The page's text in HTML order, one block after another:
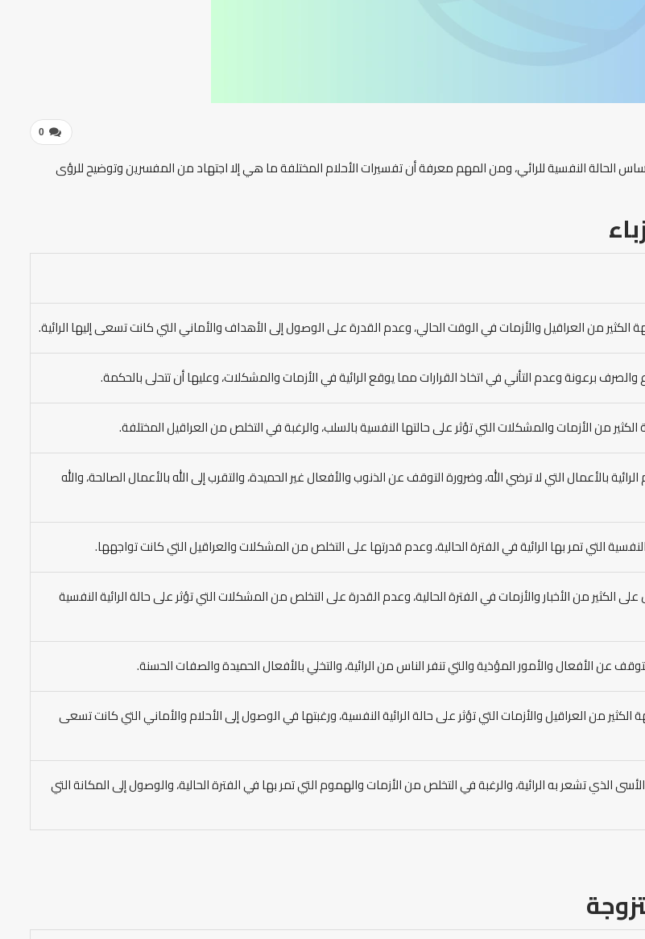
0
النفسية للرائي، ومن المهم معرفة أن تفسيرات الأحلام المختلفة ما هي إلا اجتهاد من المفسرين وتوضيح للرؤى
الكثير من العراقيل والأزمات في الوقت الحالي، وعدم القدرة على الوصول إلى الأهداف والأماني التي كانت تسعى إليها الرائية.
والصرف برعونة وعدم التأني في اتخاذ القرارات مما يوقع الرائية في الأزمات والمشكلات، وعليها أن تتحلى بالحكمة.
من الأزمات والمشكلات التي تؤثر على حالتها النفسية بالسلب، والرغبة في التخلص من العراقيل المختلفة.
بالأعمال التي لا ترضي الله، وضرورة التوقف عن الذنوب والأفعال غير الحميدة، والتقرب إلى الله بالأعمال الصالحة، والله
التي تمر بها الرائية في الفترة الحالية، وعدم قدرتها على التخلص من المشكلات والعراقيل التي كانت تواجهها.
الكثير من الأخبار والأزمات في الفترة الحالية، وعدم القدرة على التخلص من المشكلات التي تؤثر على حالة الرائية النفسية
عن الأفعال والأمور المؤذية والتي تنفر الناس من الرائية، والتخلي بالأفعال الحميدة والصفات الحسنة.
من العراقيل والأزمات التي تؤثر على حالة الرائية النفسية، ورغبتها في الوصول إلى الأحلام والأماني التي كانت تسعى
الذي تشعر به الرائية، والرغبة في التخلص من الأزمات والهموم التي تمر بها في الفترة الحالية، والوصول إلى المكانة التي